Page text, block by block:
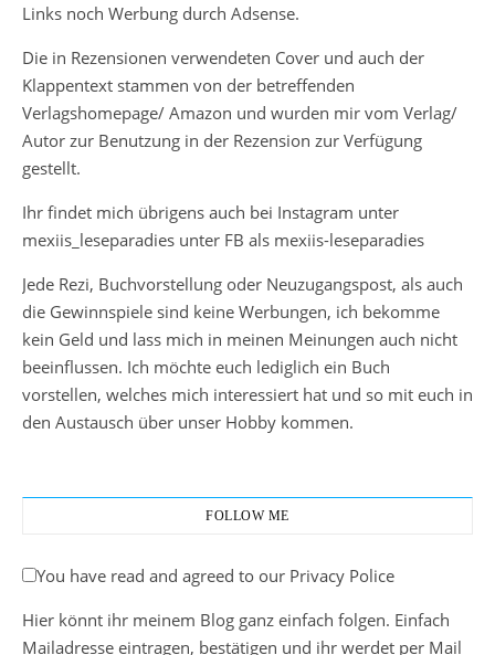
Links noch Werbung durch Adsense.
Die in Rezensionen verwendeten Cover und auch der
Klappentext stammen von der betreffenden
Verlagshomepage/ Amazon und wurden mir vom Verlag/
Autor zur Benutzung in der Rezension zur Verfügung
gestellt.
Ihr findet mich übrigens auch bei Instagram unter
mexiis_leseparadies unter FB als mexiis-leseparadies
Jede Rezi, Buchvorstellung oder Neuzugangspost, als auch
die Gewinnspiele sind keine Werbungen, ich bekomme
kein Geld und lass mich in meinen Meinungen auch nicht
beeinflussen. Ich möchte euch lediglich ein Buch
vorstellen, welches mich interessiert hat und so mit euch in
den Austausch über unser Hobby kommen.
FOLLOW ME
You have read and agreed to our Privacy Police
Hier könnt ihr meinem Blog ganz einfach folgen. Einfach
Mailadresse eintragen, bestätigen und ihr werdet per Mail